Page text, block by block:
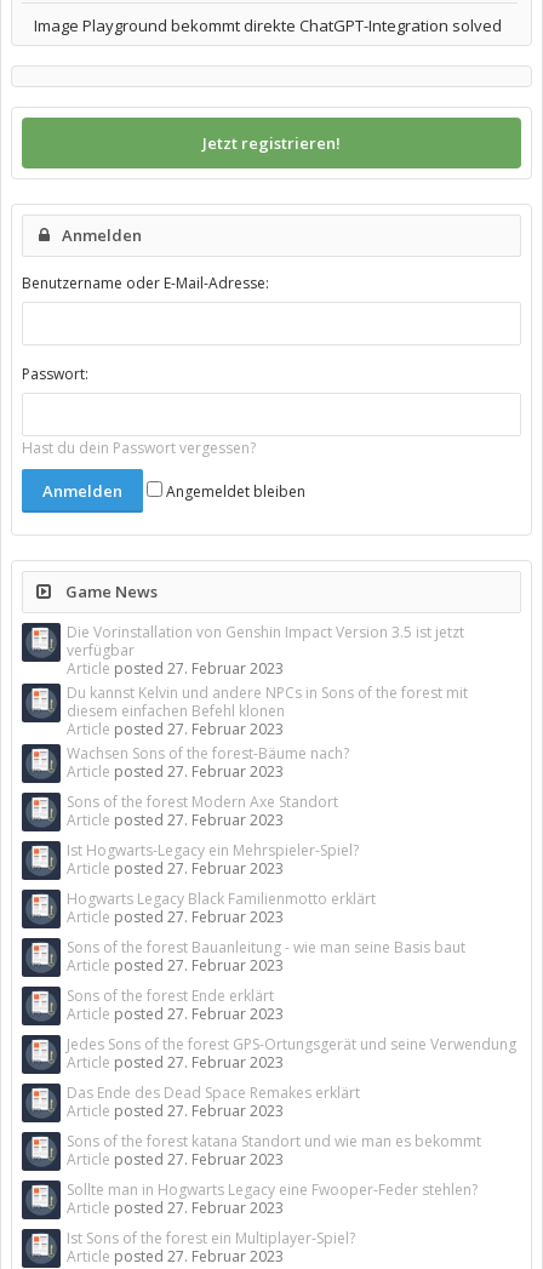
Image Playground bekommt direkte ChatGPT-Integration solved
Jetzt registrieren!
Anmelden
Benutzername oder E-Mail-Adresse:
Passwort:
Hast du dein Passwort vergessen?
Angemeldet bleiben
Game News
Die Vorinstallation von Genshin Impact Version 3.5 ist jetzt
verfügbar
Article posted 27. Februar 2023
Du kannst Kelvin und andere NPCs in Sons of the forest mit
diesem einfachen Befehl klonen
Article posted 27. Februar 2023
Wachsen Sons of the forest-Bäume nach?
Article posted 27. Februar 2023
Sons of the forest Modern Axe Standort
Article posted 27. Februar 2023
Ist Hogwarts-Legacy ein Mehrspieler-Spiel?
Article posted 27. Februar 2023
Hogwarts Legacy Black Familienmotto erklärt
Article posted 27. Februar 2023
Sons of the forest Bauanleitung - wie man seine Basis baut
Article posted 27. Februar 2023
Sons of the forest Ende erklärt
Article posted 27. Februar 2023
Jedes Sons of the forest GPS-Ortungsgerät und seine Verwendung
Article posted 27. Februar 2023
Das Ende des Dead Space Remakes erklärt
Article posted 27. Februar 2023
Sons of the forest katana Standort und wie man es bekommt
Article posted 27. Februar 2023
Sollte man in Hogwarts Legacy eine Fwooper-Feder stehlen?
Article posted 27. Februar 2023
Ist Sons of the forest ein Multiplayer-Spiel?
Article posted 27. Februar 2023